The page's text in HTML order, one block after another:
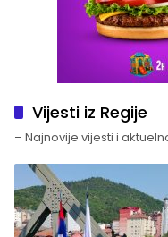
Vijesti iz Regije
– Najnovije vijesti i